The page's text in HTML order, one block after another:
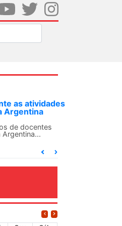
para Dia de
com Cuba em
sindicais e o